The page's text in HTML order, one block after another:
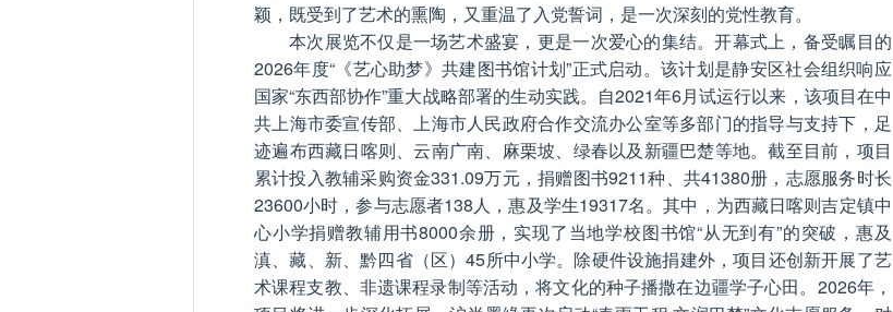
颖，既受到了艺术的熏陶，又重温了入党誓词，是一次深刻的党性教育。
本次展览不仅是一场艺术盛宴，更是一次爱心的集结。开幕式上，备受瞩目的
2026年度“《艺心助梦》共建图书馆计划”正式启动。该计划是静安区社会组织响应
国家“东西部协作”重大战略部署的生动实践。自2021年6月试运行以来，该项目在中
共上海市委宣传部、上海市人民政府合作交流办公室等多部门的指导与支持下，足
迹遍布西藏日喀则、云南广南、麻栗坡、绿春以及新疆巴楚等地。截至目前，项目
累计投入教辅采购资金331.09万元，捐赠图书9211种、共41380册，志愿服务时长
23600小时，参与志愿者138人，惠及学生19317名。其中，为西藏日喀则吉定镇中
心小学捐赠教辅用书8000余册，实现了当地学校图书馆“从无到有”的突破，惠及
滇、藏、新、黔四省（区）45所中小学。除硬件设施捐建外，项目还创新开展了艺
术课程支教、非遗课程录制等活动，将文化的种子播撒在边疆学子心田。2026年，